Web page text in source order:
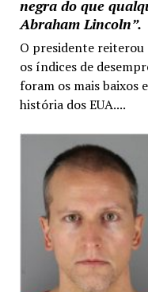
negra do que
Abraham Lincoln”.
O presidente reiterou
os índices de
foram os mais baixos
história dos EUA....